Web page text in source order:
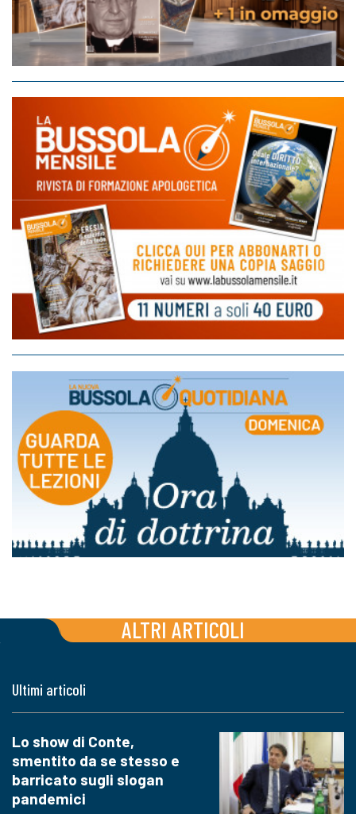
ALTRI ARTICOLI
Ultimi articoli
Lo show di Conte,
smentito da se stesso e
barricato sugli slogan
pandemici